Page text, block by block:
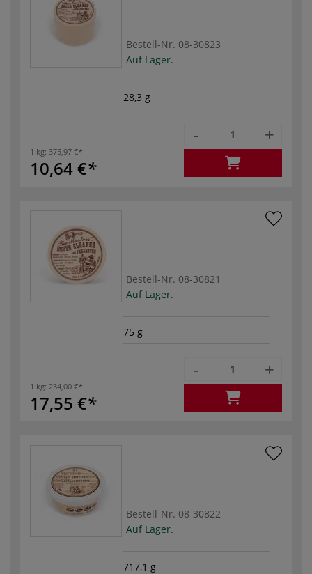
Bestell-Nr. 08-30823
Auf Lager.
28,3 g
1 kg: 375,97 €
10,64 €
- +
Bestell-Nr. 08-30821
Auf Lager.
75 g
1 kg: 234,00 €
17,55 €
- +
Bestell-Nr. 08-30822
Auf Lager.
717,1 g